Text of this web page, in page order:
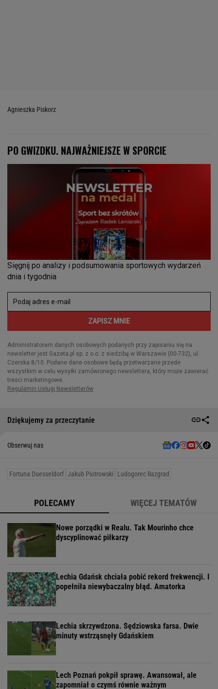
Agnieszka Piskorz
Dziękujemy za przeczytanie
Obserwuj nas
Fortuna Duesseldorf Jakub Piotrowski Ludogorec Razgrad
POLECAMY WIĘCEJ TEMATÓW
Nowe porządki w Realu. Tak Mourinho chce
dyscyplinować piłkarzy
Lechia Gdańsk chciała pobić rekord frekwencji. I
popełniła niewybaczalny błąd. Amatorka
Lechia skrzywdzona. Sędziowska farsa. Dwie
minuty wstrząsnęły Gdańskiem
Lech Poznań pokpił sprawę. Awansował, ale
zapomniał o czymś równie ważnym